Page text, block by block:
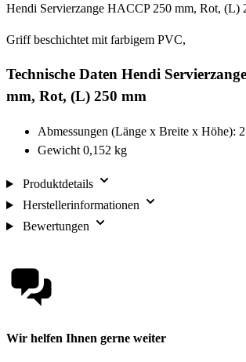
Hendi Servierzange HACCP 250 mm, Rot, (L)
Griff beschichtet mit farbigem PVC,
Technische Daten Hendi
mm, Rot, (L) 250 mm
Abmessungen (Länge x Breite x Höhe):
Gewicht 0,152 kg
Produktdetails
Herstellerinformationen
Bewertungen
Wir helfen Ihnen gerne weiter